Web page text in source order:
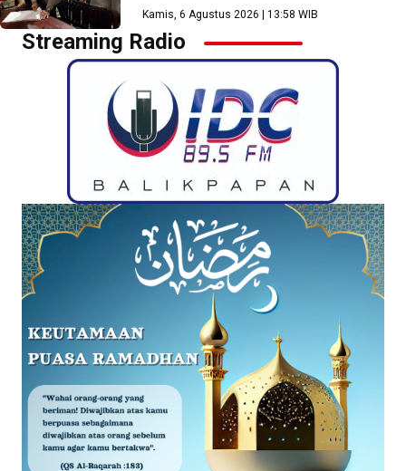
Kamis, 6 Agustus 2026 | 13:58 WIB
Streaming Radio